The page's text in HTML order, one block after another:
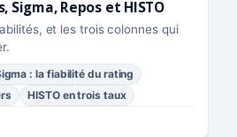
Sigma, Repos et HISTO
et les trois colonnes qui
: la fiabilité du rating
HISTO en trois taux